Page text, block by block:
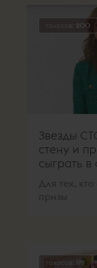
200
Звезды
стену и
сыграть в
Для тех,
призы
голосов: 199